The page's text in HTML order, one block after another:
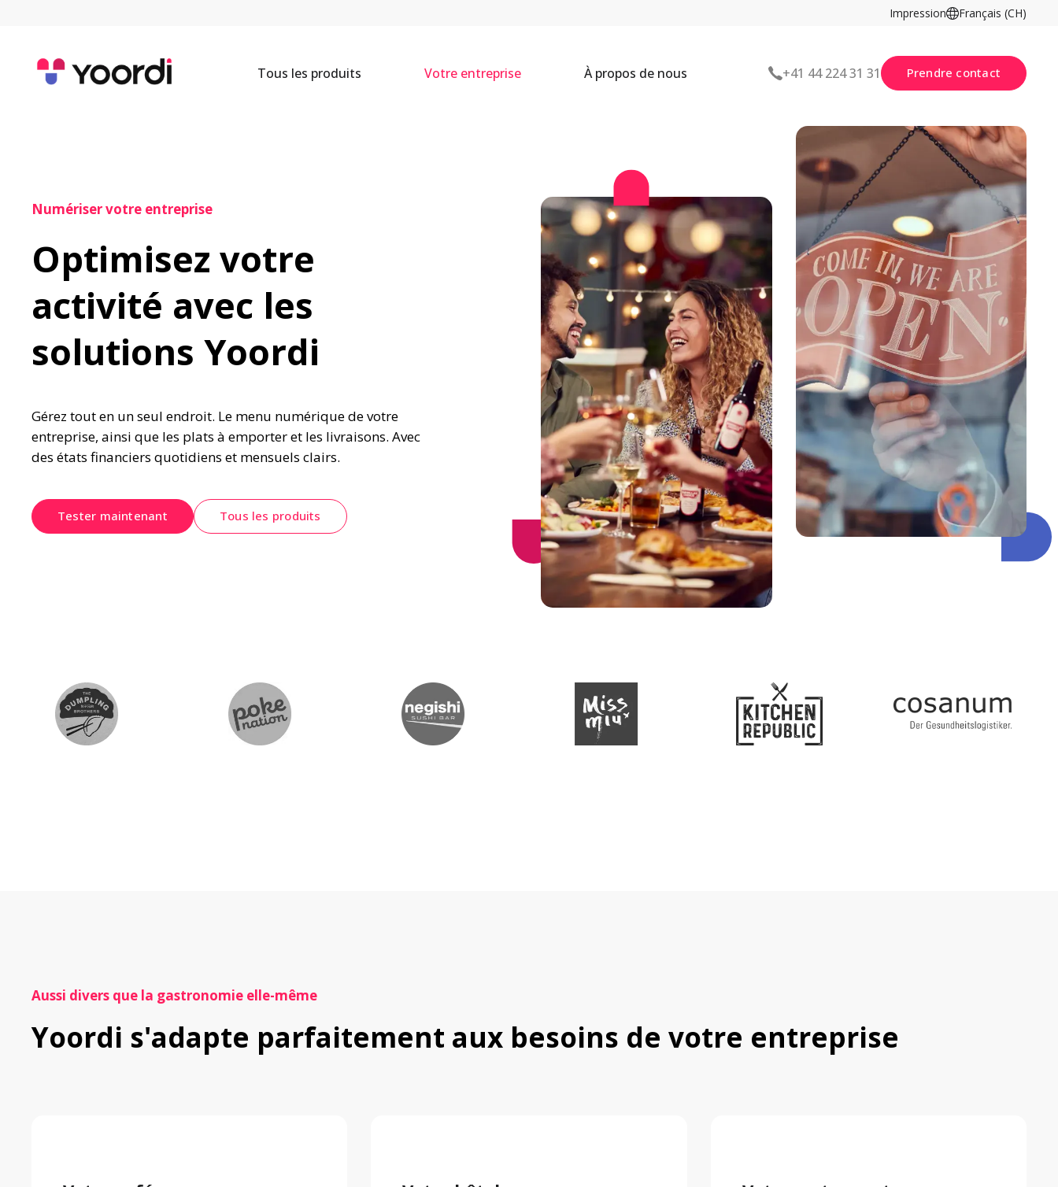
Impression Français (CH)
Tous les produits Votre entreprise À propos de nous +41 44 224 31 31 Prendre contact
Numériser votre entreprise
Optimisez votre
activité avec les
solutions Yoordi
Gérez tout en un seul endroit. Le menu numérique de votre
entreprise, ainsi que les plats à emporter et les livraisons. Avec
des états financiers quotidiens et mensuels clairs.
Tester maintenant Tous les produits
Aussi divers que la gastronomie elle-même
Yoordi s'adapte parfaitement aux besoins de votre entreprise